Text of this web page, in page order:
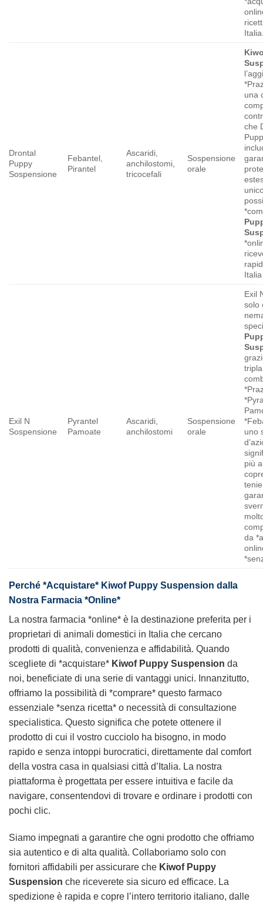
Drontal
Puppy
Sospensione
Febantel,
Pirantel
Ascaridi,
anchilostomi,
tricocefali
Sospensione
orale
una
che
Exil N
Sospensione
Pyrantel
Pamoate
Ascaridi,
anchilostomi
Sospensione
orale
Exil
solo
tripla
uno
più
da
Perché *Acquistare* Kiwof Puppy Suspension dalla
Nostra Farmacia *Online*
La nostra farmacia *online* è la destinazione preferita per i
proprietari di animali domestici in Italia che cercano
prodotti di qualità, convenienza e affidabilità. Quando
scegliete di *acquistare* Kiwof Puppy Suspension da
noi, beneficiate di una serie di vantaggi unici. Innanzitutto,
offriamo la possibilità di *comprare* questo farmaco
essenziale *senza ricetta* o necessità di consultazione
specialistica. Questo significa che potete ottenere il
prodotto di cui il vostro cucciolo ha bisogno, in modo
rapido e senza intoppi burocratici, direttamente dal comfort
della vostra casa in qualsiasi città d’Italia. La nostra
piattaforma è progettata per essere intuitiva e facile da
navigare, consentendovi di trovare e ordinare i prodotti con
pochi clic.
Siamo impegnati a garantire che ogni prodotto che offriamo
sia autentico e di alta qualità. Collaboriamo solo con
fornitori affidabili per assicurare che Kiwof Puppy
Suspension che riceverete sia sicuro ed efficace. La
spedizione è rapida e copre l’intero territorio italiano, dalle